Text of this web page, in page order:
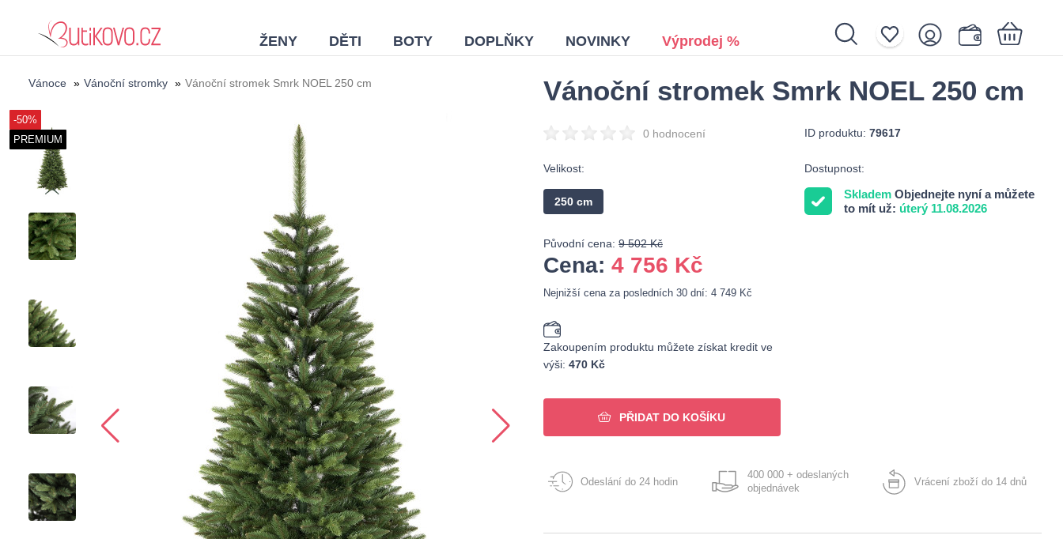
ŽENY DĚTI BOTY DOPLŇKY NOVINKY Výprodej %
Nákupní košík je prázdný.
Vánoce » Vánoční stromky » Vánoční stromek Smrk NOEL 250 cm
-50%
PREMIUM
Vánoční stromek Smrk NOEL 250 cm
0 hodnocení ID produktu: 79617
Dostupnost:
Skladem Objednejte nyní a můžete
to mít už: úterý 11.08.2026
Velikost:
250 cm
Původní cena: 9 502 Kč
Cena: 4 756 Kč
Nejnižší cena za posledních 30 dní: 4 749 Kč
Zakoupením produktu můžete získat kredit ve
výši: 470 Kč
PŘIDAT DO KOŠÍKU
Odeslání do 24 hodin
400 000 + odeslaných
objednávek
Vrácení zboží do 14 dnů